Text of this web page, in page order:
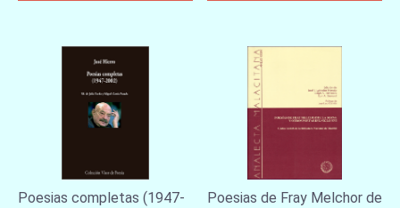
Poesias completas (1947-
Poesias de Fray Melchor de